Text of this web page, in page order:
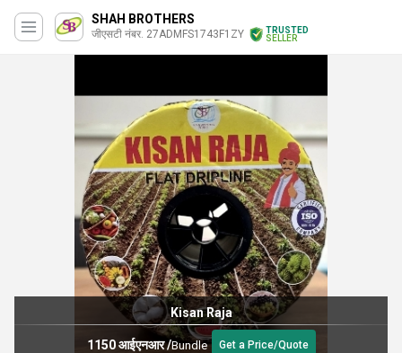
SHAH BROTHERS
जीएसटी नंबर. 27ADMFS1743F1ZY
TRUSTED
SELLER
Kisan Raja
1150 आईएनआर/Bundle Get a Price/Quote